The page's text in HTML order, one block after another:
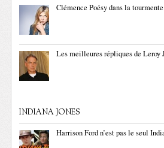
Clémence Poésy dans la
Les meilleures répliques de Leroy
INDIANA JONES
Harrison Ford n’est pas le seul